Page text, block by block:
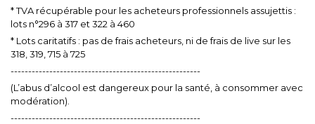
* TVA récupérable pour les acheteurs professionnels assujettis :
lots n°296 à 317 et 322 à 460
* Lots caritatifs : pas de frais acheteurs, ni de frais de live sur les
318, 319, 715 à 725
------------------------------------------------------
(L’abus d’alcool est dangereux pour la santé, à consommer avec
modération).
------------------------------------------------------